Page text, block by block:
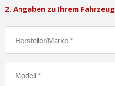
2. Angaben zu Ihrem Fahrzeug